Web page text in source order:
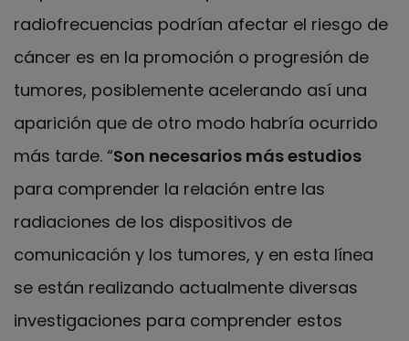
radiofrecuencias podrían afectar el riesgo de
cáncer es en la promoción o progresión de
tumores, posiblemente acelerando así una
aparición que de otro modo habría ocurrido
más tarde. “Son necesarios más estudios
para comprender la relación entre las
radiaciones de los dispositivos de
comunicación y los tumores, y en esta línea
se están realizando actualmente diversas
investigaciones para comprender estos